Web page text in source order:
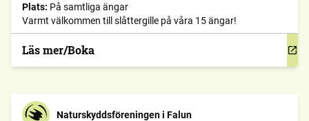
Plats: På samtliga ängar
Varmt välkommen till slåttergille på våra 15 ängar!
Läs mer/Boka
Naturskyddsföreningen i Falun